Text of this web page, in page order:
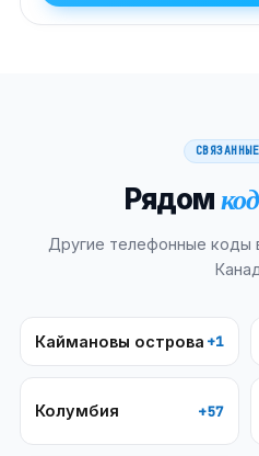
Рядом
Другие телефонные коды
Каймановы острова +1
Колумбия +57